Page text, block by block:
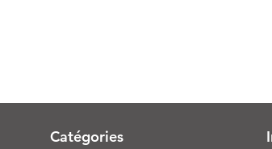
Catégories